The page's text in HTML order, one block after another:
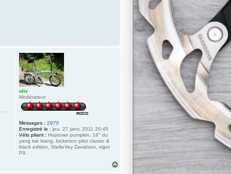
oliv
Modérateur
Messages : 2970
Enregistré le : jeu. 27 janv. 2011 20:45
Vélo pliant : Hoptown pumpkin, 16" du
yang tsé kiang, bickerton pilot classic &
black edition, Stella'rley Davidson, vigor
P9.